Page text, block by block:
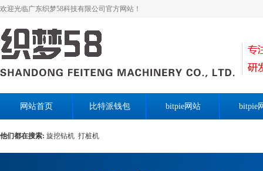
欢迎光临广东织梦58科技有限公司官方网站！
网站首页 比特派钱包 bitpie网站 bitpie
他们都在搜索: 旋挖钻机 打桩机